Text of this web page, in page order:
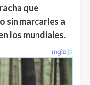
que
sin marcarles a
los mundiales.